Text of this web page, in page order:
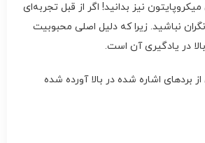
نیز بدانید! اگر از قبل تجربه‌ای
نگران نباشید. زیرا که دلیل اصلی محبوبیت
در یادگیری آن است.
بردهای اشاره شده در بالا آورده شده